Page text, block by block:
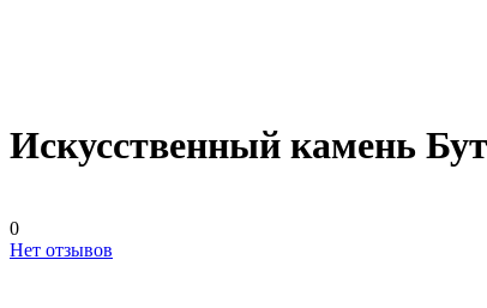
Искусственный камень
0
Нет отзывов